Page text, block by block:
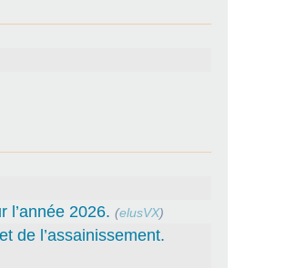
l’année 2026. (elusVX)
de l’assainissement.